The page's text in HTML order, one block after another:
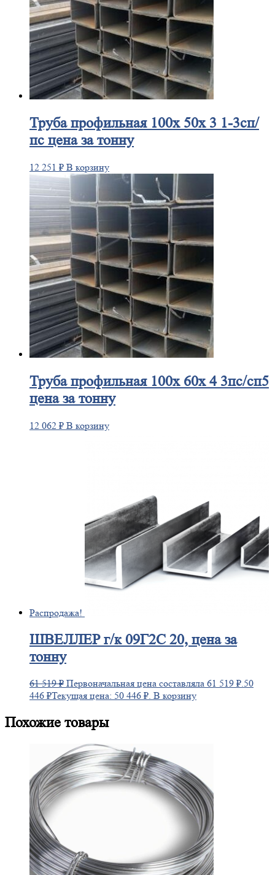
Трубапрофильная 100х 50х 3 1-3сп/
пс цена за тонну
12 251 ₽ В корзину
Трубапрофильная 100х 60х 4 3пс/сп5
цена за тонну
12 062 ₽ В корзину
Распродажа!
ШВЕЛЛЕРг/к 09Г2С 20, цена за
тонну
61 519₽ Первоначальная цена составляла 61 519 ₽.50
446 ₽Текущая цена: 50 446 ₽. В корзину
Похожие товары